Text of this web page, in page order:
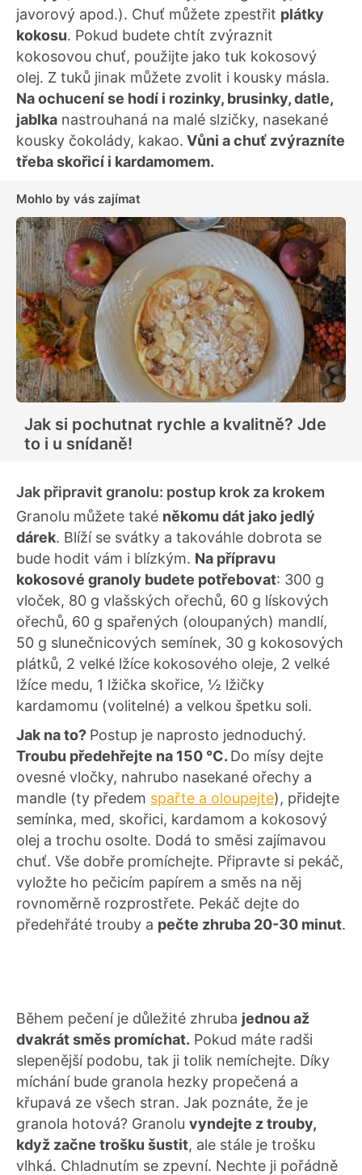
javorový apod.). Chuť můžete zpestřit plátky
kokosu. Pokud budete chtít zvýraznit
kokosovou chuť, použijte jako tuk kokosový
olej. Z tuků jinak můžete zvolit i kousky másla.
Na ochucení se hodí i rozinky, brusinky, datle,
jablka nastrouhaná na malé slzičky, nasekané
kousky čokolády, kakao. Vůni a chuť zvýrazníte
třeba skořicí i kardamomem.
Mohlo by vás zajímat
Jak si pochutnat rychle a kvalitně? Jde
to i u snídaně!
Jak připravit granolu: postup krok za krokem
Granolu můžete také někomu dát jako jedlý
dárek. Blíží se svátky a takováhle dobrota se
bude hodit vám i blízkým. Na přípravu
kokosové granoly budete potřebovat: 300 g
vloček, 80 g vlašských ořechů, 60 g lískových
ořechů, 60 g spařených (oloupaných) mandlí,
50 g slunečnicových semínek, 30 g kokosových
plátků, 2 velké lžíce kokosového oleje, 2 velké
lžíce medu, 1 lžička skořice, ½ lžičky
kardamomu (volitelné) a velkou špetku soli.
Jak na to? Postup je naprosto jednoduchý.
Troubu předehřejte na 150 °C. Do mísy dejte
ovesné vločky, nahrubo nasekané ořechy a
mandle (ty předem spařte a oloupejte), přidejte
semínka, med, skořici, kardamom a kokosový
olej a trochu osolte. Dodá to směsi zajímavou
chuť. Vše dobře promíchejte. Připravte si pekáč,
vyložte ho pečicím papírem a směs na něj
rovnoměrně rozprostřete. Pekáč dejte do
předehřáté trouby a pečte zhruba 20-30 minut.
Během pečení je důležité zhruba jednou až
dvakrát směs promíchat. Pokud máte radši
slepenější podobu, tak ji tolik nemíchejte. Díky
míchání bude granola hezky propečená a
křupavá ze všech stran. Jak poznáte, že je
granola hotová? Granolu vyndejte z trouby,
když začne trošku šustit, ale stále je trošku
vlhká. Chladnutím se zpevní. Nechte ji pořádně